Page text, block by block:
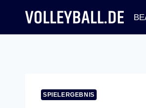
springen
SPIELERGEBNIS